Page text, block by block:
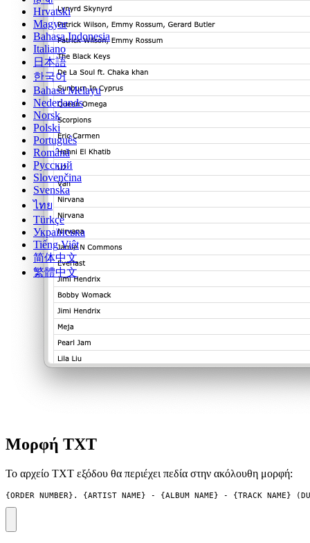
Hrvatski
Magyar
Bahasa Indonesia
Italiano
日本語
한국어
Bahasa Melayu
Nederlands
Norsk
Polski
Português
Română
Русский
Slovenčina
Svenska
ไทย
Türkçe
Українська
Tiếng Việt
简体中文
繁體中文
Μορφή TXT
Το αρχείο TXT εξόδου θα περιέχει πεδία στην ακόλουθη μορφή:
{ORDER_NUMBER}. {ARTIST_NAME} - {ALBUM_NAME} - {TRACK_NAME}